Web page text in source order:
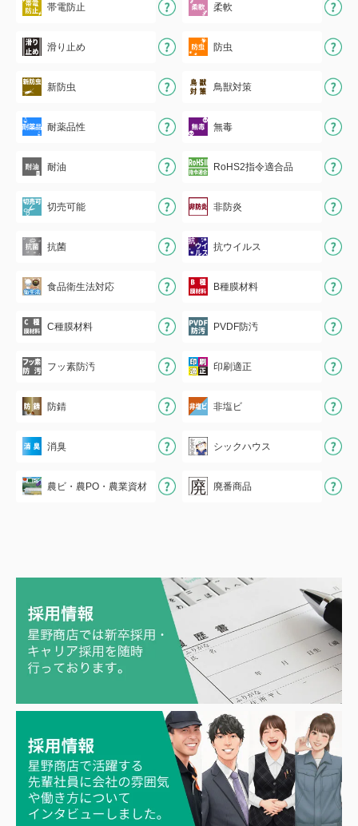
帯電防止 柔軟
滑り止め 防虫
新防虫 鳥獣対策
耐薬品性 無毒
耐油 RoHS2指令適合品
切売可能 非防炎
抗菌 抗ウイルス
食品衛生法対応 B種膜材料
C種膜材料 PVDF防汚
フッ素防汚 印刷適正
防錆 非塩ビ
消臭 シックハウス
農ビ・農PO・農業資材 廃番商品